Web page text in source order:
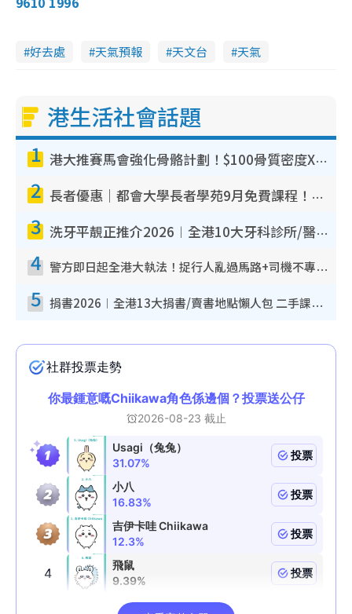
d
o
好去處 天氣預報 天文台 天氣
港生活社會話題
1 港大推賽馬會強化骨骼計劃！$100骨質密度X光檢查 完成免費運動訓練送超市禮券！附參加資格
2 長者優惠｜都會大學長者學苑9月免費課程！多媒體/微電影創作/網絡安全 附報名方法教學
3 洗牙平靚正推介2026︱全港10大牙科診所/醫院懶人包 夜診至8點/鎮靜潔牙/醫療券適用
4 警方即日起全港大執法！捉行人亂過馬路+司機不專注駕駛！亂過馬路罰$2000
5 捐書2026︱全港13大捐書/賣書地點懶人包 二手課本最高$150＋舊書換免費咖啡/戲票